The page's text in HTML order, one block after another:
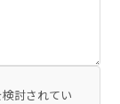
討されてい